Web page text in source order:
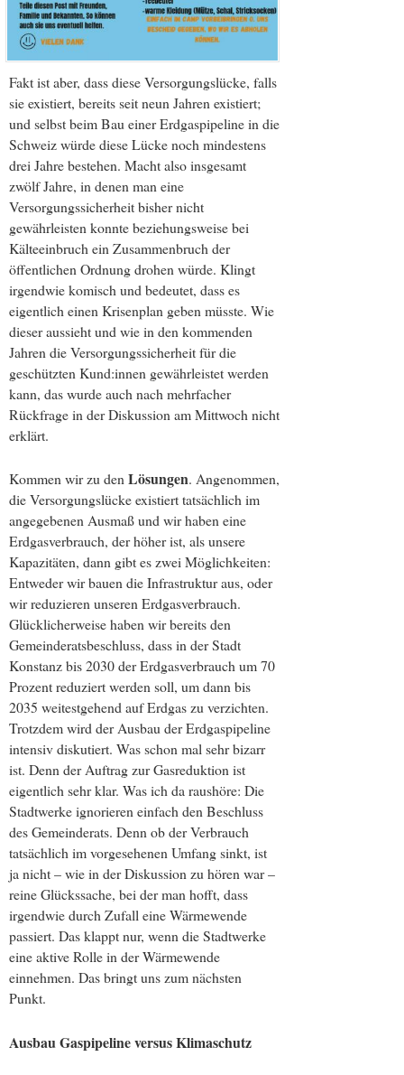
Fakt ist aber, dass diese Versorgungslücke, falls
sie existiert, bereits seit neun Jahren existiert;
und selbst beim Bau einer Erdgaspipeline in die
Schweiz würde diese Lücke noch mindestens
drei Jahre bestehen. Macht also insgesamt
zwölf Jahre, in denen man eine
Versorgungssicherheit bisher nicht
gewährleisten konnte beziehungsweise bei
Kälteeinbruch ein Zusammenbruch der
öffentlichen Ordnung drohen würde. Klingt
irgendwie komisch und bedeutet, dass es
eigentlich einen Krisenplan geben müsste. Wie
dieser aussieht und wie in den kommenden
Jahren die Versorgungssicherheit für die
geschützten Kund:innen gewährleistet werden
kann, das wurde auch nach mehrfacher
Rückfrage in der Diskussion am Mittwoch nicht
erklärt.
Kommen wir zu denLösungen. Angenommen,
die Versorgungslücke existiert tatsächlich im
angegebenen Ausmaß und wir haben eine
Erdgasverbrauch, der höher ist, als unsere
Kapazitäten, dann gibt es zwei Möglichkeiten:
Entweder wir bauen die Infrastruktur aus, oder
wir reduzieren unseren Erdgasverbrauch.
Glücklicherweise haben wir bereits den
Gemeinderatsbeschluss, dass in der Stadt
Konstanz bis 2030 der Erdgasverbrauch um 70
Prozent reduziert werden soll, um dann bis
2035 weitestgehend auf Erdgas zu verzichten.
Trotzdem wird der Ausbau der Erdgaspipeline
intensiv diskutiert. Was schon mal sehr bizarr
ist. Denn der Auftrag zur Gasreduktion ist
eigentlich sehr klar. Was ich da raushöre: Die
Stadtwerke ignorieren einfach den Beschluss
des Gemeinderats. Denn ob der Verbrauch
tatsächlich im vorgesehenen Umfang sinkt, ist
ja nicht – wie in der Diskussion zu hören war –
reine Glückssache, bei der man hofft, dass
irgendwie durch Zufall eine Wärmewende
passiert. Das klappt nur, wenn die Stadtwerke
eine aktive Rolle in der Wärmewende
einnehmen. Das bringt uns zum nächsten
Punkt.
Ausbau Gaspipeline versus Klimaschutz